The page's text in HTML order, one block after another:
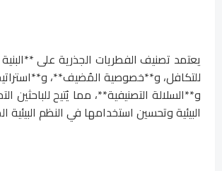
يعتمد تصنيف الفطريات الجذرية على
للتكافل، و**خصوصية المُضيف**،
و**السلالة التصنيفية**، مما يُتيح للباحثين
البيئية وتحسين استخدامها في النظم البيئية